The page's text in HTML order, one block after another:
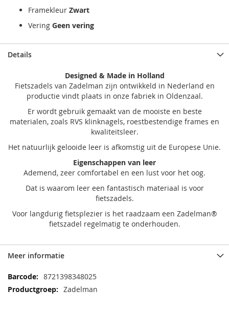
Framekleur Zwart
Vering Geen vering
Details
Designed & Made in Holland
Fietszadels van Zadelman zijn ontwikkeld in Nederland en
productie vindt plaats in onze fabriek in Oldenzaal.
Er wordt gebruik gemaakt van de mooiste en beste
materialen, zoals RVS klinknagels, roestbestendige frames en
kwaliteitsleer.
Het natuurlijk gelooide leer is afkomstig uit de Europese Unie.
Eigenschappen van leer
Ademend, zeer comfortabel en een lust voor het oog.
Dat is waarom leer een fantastisch materiaal is voor
fietszadels.
Voor langdurig fietsplezier is het raadzaam een Zadelman®
fietszadel regelmatig te onderhouden.
Meer informatie
Meer
informatie
8721398348025
Zadelman